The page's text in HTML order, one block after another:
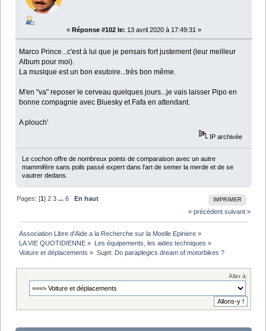
« Réponse #102 le: 13 avril 2020 à 17:49:31 »
Marco Prince...c'est à lui que je pensais fort justement (leur meilleur
Album pour moi).
La musique est un bon exutoire...très bon même.
M'en "va" reposer le cerveau quelques jours...je vais laisser Pipo en
bonne compagnie avec Bluesky et Fafa en attendant.
A plouch'
IP archivée
Le cochon offre de nombreux points de comparaison avec un autre
mammifère sans poils passé expert dans l'art de semer la merde et de se
vautrer dedans.
IMPRIMER
Pages: [1]2 3 ...6
En haut
« précédent suivant »
Association Libre d'Aide a la Recherche sur la Moelle Epiniere »
LA VIE QUOTIDIENNE » Les équipements, les aides techniques »
Voiture et déplacements » Sujet: Do paraplegics dream of motorbikes ?
Aller à: